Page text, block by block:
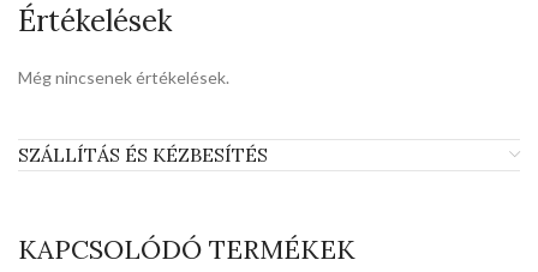
Értékelések
Még nincsenek értékelések.
SZÁLLÍTÁS ÉS KÉZBESÍTÉS
KAPCSOLÓDÓ TERMÉKEK